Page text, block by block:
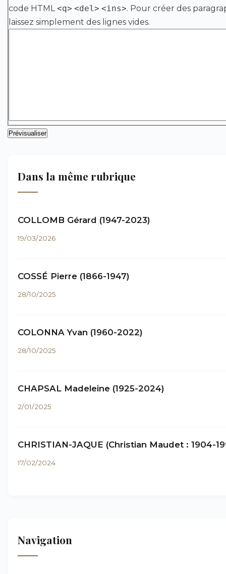
code HTML<q> <del> <ins>. Pour créer des
laissez simplement des lignes vides.
Dans la même rubrique
COLLOMB Gérard (1947-2023)
19/03/2026
COSSÉ Pierre (1866-1947)
28/10/2025
COLONNA Yvan (1960-2022)
28/10/2025
CHAPSAL Madeleine (1925-2024)
2/01/2025
CHRISTIAN-JAQUE (Christian Maudet : 1904-
17/02/2024
Navigation